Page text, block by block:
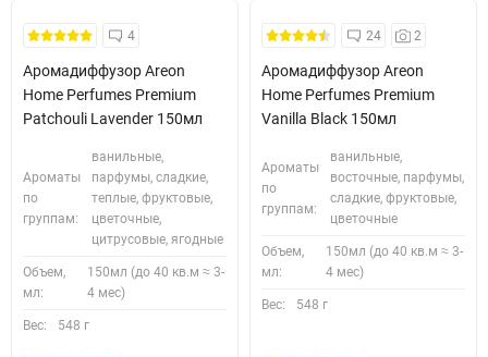
4
Аромадиффузор Areon
Home Perfumes Premium
Patchouli Lavender 150мл
Ароматы
по
группам:
ванильные,
парфумы, сладкие,
теплые, фруктовые,
цветочные,
цитрусовые, ягодные
Объем,
мл:
150мл (до 40 кв.м ≈ 3-
4 мес)
Вес: 548 г
24 2
Аромадиффузор Areon
Home Perfumes Premium
Vanilla Black 150мл
Ароматы
по
группам:
ванильные,
восточные, парфумы,
сладкие, фруктовые,
цветочные
Объем,
мл:
150мл (до 40 кв.м ≈ 3-
4 мес)
Вес: 548 г